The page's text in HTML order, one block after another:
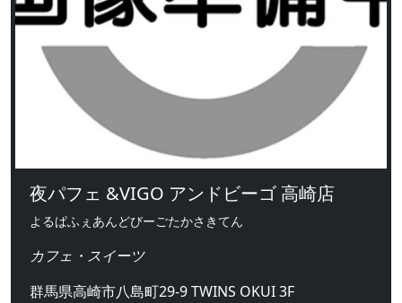
夜パフェ &VIGO アンドビーゴ 高崎店
よるぱふぇあんどびーごたかさきてん
カフェ・スイーツ
群馬県高崎市八島町29-9 TWINS OKUI 3F